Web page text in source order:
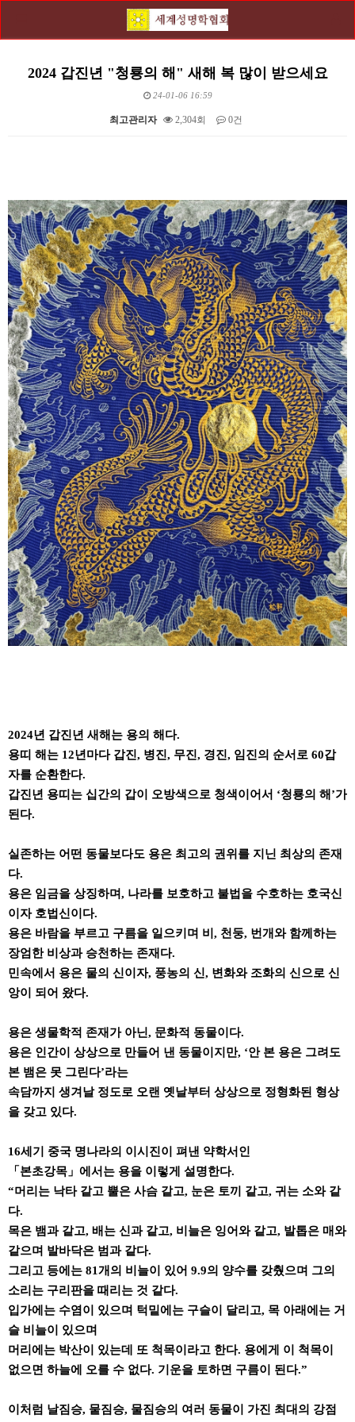
2024 갑진년 "청룡의 해" 새해 복 많이 받으세요
24-01-06 16:59
최고관리자 2,304회 0건
2024년 갑진년 새해는 용의 해다.
용띠 해는 12년마다 갑진, 병진, 무진, 경진, 임진의 순서로 60갑
자를 순환한다.
갑진년 용띠는 십간의 갑이 오방색으로 청색이어서 ‘청룡의 해’가
된다.
실존하는 어떤 동물보다도 용은 최고의 권위를 지닌 최상의 존재
다.
용은 임금을 상징하며, 나라를 보호하고 불법을 수호하는 호국신
이자 호법신이다.
용은 바람을 부르고 구름을 일으키며 비, 천둥, 번개와 함께하는
장엄한 비상과 승천하는 존재다.
민속에서 용은 물의 신이자, 풍농의 신, 변화와 조화의 신으로 신
앙이 되어 왔다.
용은 생물학적 존재가 아닌, 문화적 동물이다.
용은 인간이 상상으로 만들어 낸 동물이지만, ‘안 본 용은 그려도
본 뱀은 못 그린다’라는
속담까지 생겨날 정도로 오랜 옛날부터 상상으로 정형화된 형상
을 갖고 있다.
16세기 중국 명나라의 이시진이 펴낸 약학서인
「본초강목」에서는 용을 이렇게 설명한다.
“머리는 낙타 같고 뿔은 사슴 같고, 눈은 토끼 같고, 귀는 소와 같
다.
목은 뱀과 같고, 배는 신과 같고, 비늘은 잉어와 같고, 발톱은 매와
같으며 발바닥은 범과 같다.
그리고 등에는 81개의 비늘이 있어 9.9의 양수를 갖췄으며 그의
소리는 구리판을 때리는 것 같다.
입가에는 수염이 있으며 턱밑에는 구슬이 달리고, 목 아래에는 거
슬 비늘이 있으며
머리에는 박산이 있는데 또 척목이라고 한다. 용에게 이 척목이
없으면 하늘에 오를 수 없다. 기운을 토하면 구름이 된다.”
이처럼 날짐승, 뭍짐승, 물짐승의 여러 동물이 가진 최대의 강점